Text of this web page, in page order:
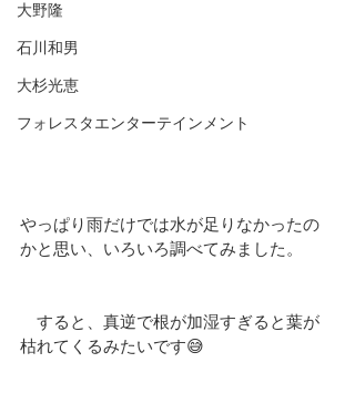
大野隆
石川和男
大杉光恵
フォレスタエンターテインメント
やっぱり雨だけでは水が足りなかったの
かと思い、いろいろ調べてみました。
すると、真逆で根が加湿すぎると葉が
枯れてくるみたいです😅